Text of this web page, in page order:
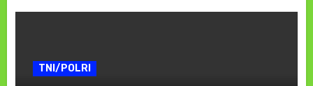
TNI/POLRI